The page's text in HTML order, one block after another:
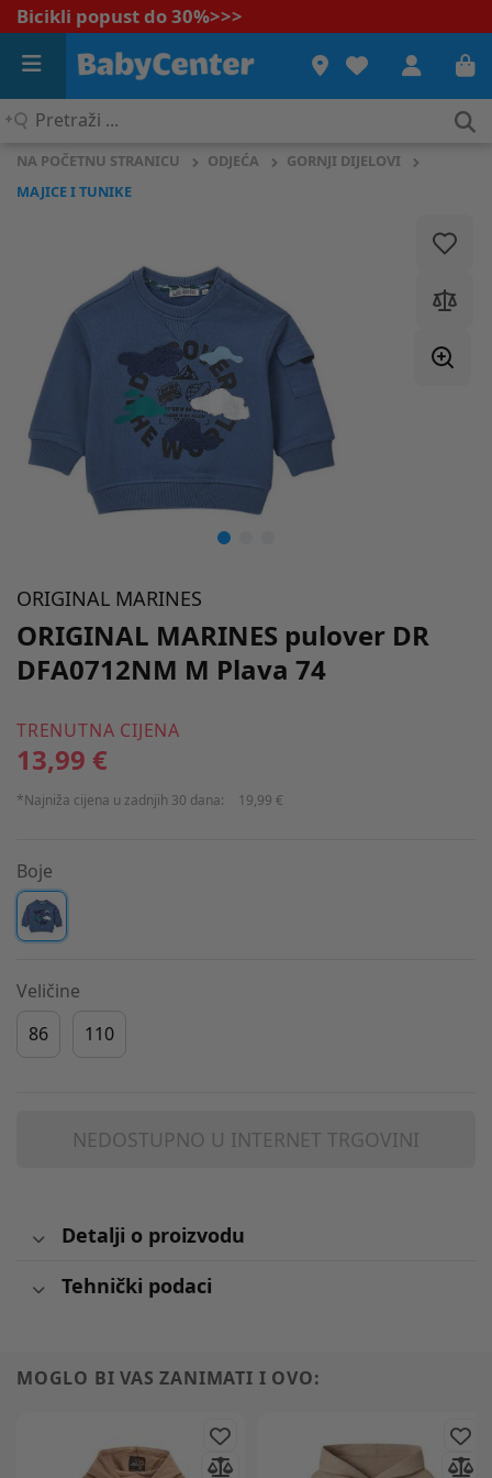
Bicikli popust do 30%>>>
Pretraži
NA POČETNU STRANICU ODJEĆA
GORNJI DIJELOVI
MAJICE I TUNIKE
ORIGINAL MARINES
ORIGINAL MARINES pulover DR
DFA0712NM M Plava 74
TRENUTNA CIJENA
13,99 €
*Najniža cijena u zadnjih 30 dana: 19,99 €
Boje
Veličine
86
110
NEDOSTUPNO U INTERNET TRGOVINI
Detalji o proizvodu
Tehnički podaci
MOGLO BI VAS ZANIMATI I OVO: